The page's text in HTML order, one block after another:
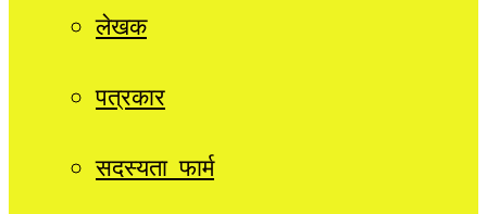
लेखक
पत्रकार
सदस्यता फार्म